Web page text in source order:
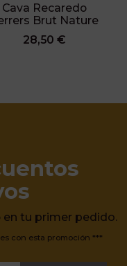
Cava Recaredo
Brut Nature
28,50 €
en tu primer pedido.
con esta promoción ***